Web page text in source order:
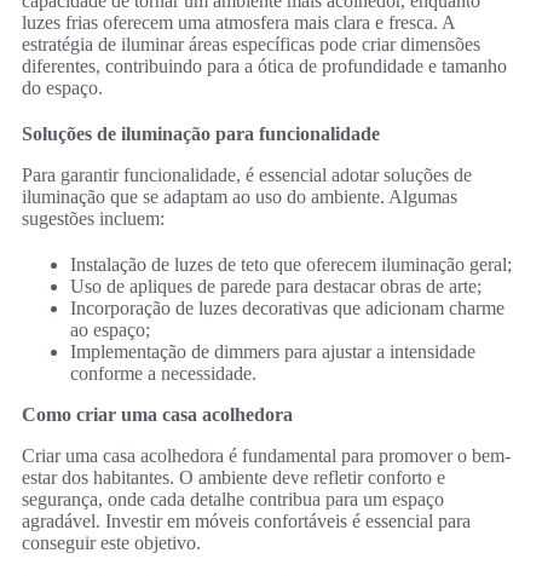
luzes frias oferecem uma atmosfera mais clara e fresca. A
estratégia de iluminar áreas específicas pode criar dimensões
diferentes, contribuindo para a ótica de profundidade e tamanho
do espaço.
Soluções de iluminação para funcionalidade
Para garantir funcionalidade, é essencial adotar soluções de
iluminação que se adaptam ao uso do ambiente. Algumas
sugestões incluem:
Instalação de luzes de teto que oferecem iluminação geral;
Uso de apliques de parede para destacar obras de arte;
Incorporação de luzes decorativas que adicionam charme
ao espaço;
Implementação de dimmers para ajustar a intensidade
conforme a necessidade.
Como criar uma casa acolhedora
Criar uma casa acolhedora é fundamental para promover o bem-
estar dos habitantes. O ambiente deve refletir conforto e
segurança, onde cada detalhe contribua para um espaço
agradável. Investir em móveis confortáveis é essencial para
conseguir este objetivo.